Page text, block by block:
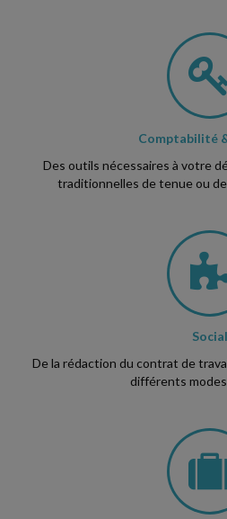
Comptabilité
Des outils nécessaires à votre
traditionnelles de tenue ou
Social
De la rédaction du contrat de
différents